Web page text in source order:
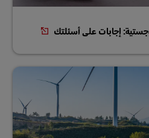
إجابات على أسئلتك